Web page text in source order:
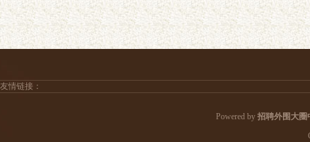
友情链接：
Powered by 招聘外围大圈